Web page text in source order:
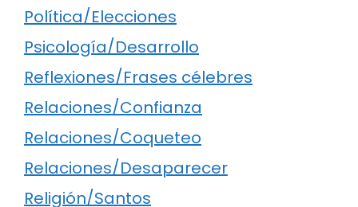
Política/Elecciones
Psicología/Desarrollo
Reflexiones/Frases célebres
Relaciones/Confianza
Relaciones/Coqueteo
Relaciones/Desaparecer
Religión/Santos